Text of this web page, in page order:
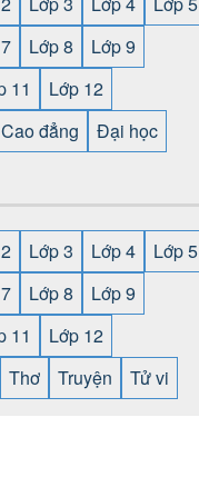
Lớp 8
Lớp 9
11
Lớp 12
Cao đẳng Đại học
Lớp 3 Lớp 4
Lớp 5
Lớp 8
Lớp 9
11
Lớp 12
Thơ Truyện Tử vi